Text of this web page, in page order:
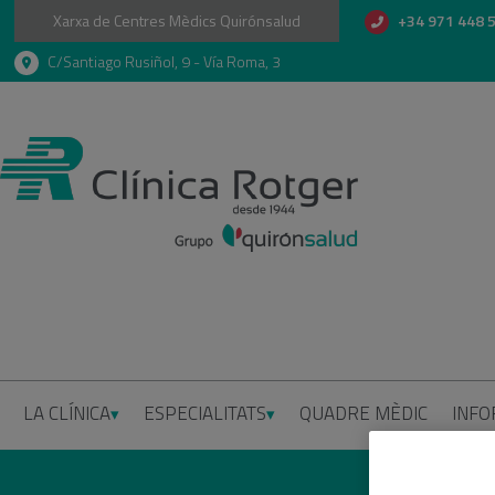
Xarxa de Centres Mèdics Quirónsalud +34 971 448
C/Santiago Rusiñol, 9 - Vía Roma, 3
LA CLÍNICA ESPECIALITATS QUADRE MÈDIC